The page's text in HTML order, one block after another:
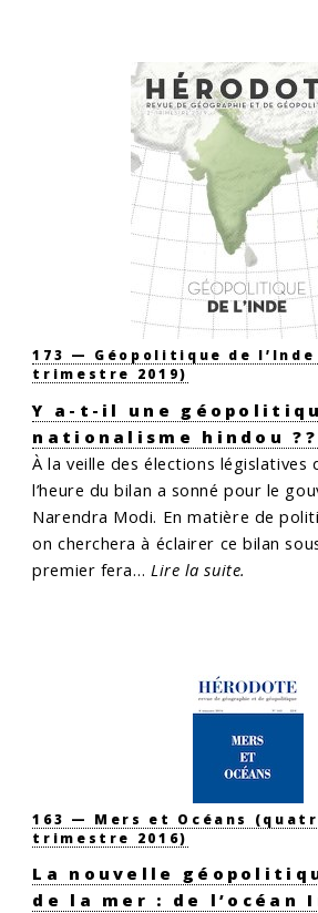
173 — Géopolitique de l’Inde
trimestre 2019)
Y a-t-il une
nationalisme hindou ??
À la veille des élections législatives
l’heure du bilan a sonné pour le
Narendra Modi. En matière de
on cherchera à éclairer ce bilan
premier fera… Lire la suite.
163 — Mers et Océans
trimestre 2016)
La nouvelle
de la mer : de l’océan